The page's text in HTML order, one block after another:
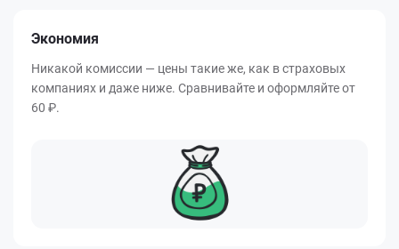
Экономия
Никакой комиссии — цены такие же, как в страховых
компаниях и даже ниже. Сравнивайте и оформляйте от
60 ₽.